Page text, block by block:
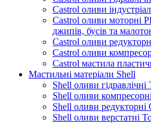
Castrol оливи
Castrol оливи моторні
джипів, бусів та
Castrol оливи
Castrol оливи
Castrol мастила
Мастильні матеріали Shell
Shell оливи гідравлічні
Shell оливи
Shell оливи редукторні
Shell оливи верстатні